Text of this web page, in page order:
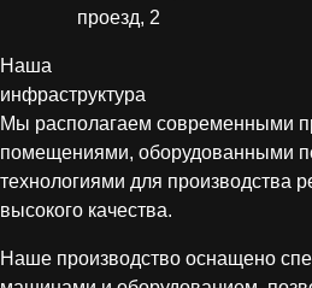
проезд, 2
Наша
инфраструктура
Мы располагаем современными
помещениями, оборудованными
технологиями для производства
высокого качества.
Наше производство оснащено